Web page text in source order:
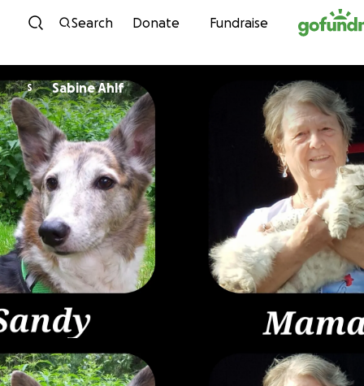
Skip to content
Search Donate Fundraise
S Sabine Ahlf